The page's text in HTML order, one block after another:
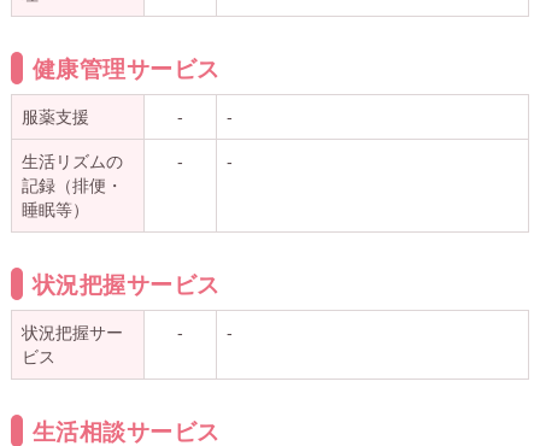
健康管理サービス
服薬支援 - -
生活リズムの
記録（排便・
睡眠等）
- -
状況把握サービス
状況把握サー
ビス
- -
生活相談サービス